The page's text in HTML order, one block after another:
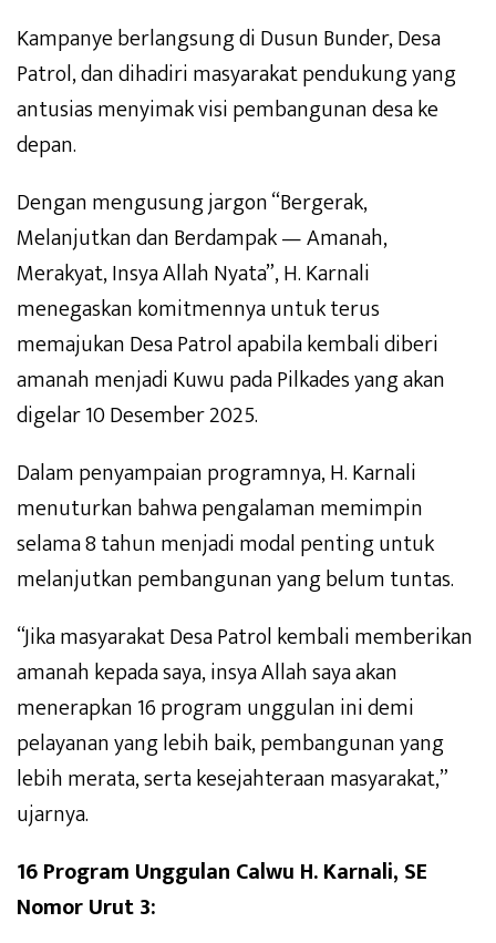
Kampanye berlangsung di Dusun Bunder, Desa
Patrol, dan dihadiri masyarakat pendukung yang
antusias menyimak visi pembangunan desa ke
depan.
Dengan mengusung jargon “Bergerak,
Melanjutkan dan Berdampak — Amanah,
Merakyat, Insya Allah Nyata”, H. Karnali
menegaskan komitmennya untuk terus
memajukan Desa Patrol apabila kembali diberi
amanah menjadi Kuwu pada Pilkades yang akan
digelar 10 Desember 2025.
Dalam penyampaian programnya, H. Karnali
menuturkan bahwa pengalaman memimpin
selama 8 tahun menjadi modal penting untuk
melanjutkan pembangunan yang belum tuntas.
“Jika masyarakat Desa Patrol kembali memberikan
amanah kepada saya, insya Allah saya akan
menerapkan 16 program unggulan ini demi
pelayanan yang lebih baik, pembangunan yang
lebih merata, serta kesejahteraan masyarakat,”
ujarnya.
16 Program Unggulan Calwu H. Karnali, SE
Nomor Urut 3: